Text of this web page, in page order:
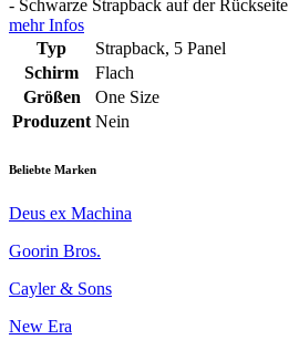
- Schwarze Strapback auf der Rückseite
mehr Infos
Typ
Strapback, 5 Panel
Schirm
Flach
Größen
One Size
Produzent Nein
Beliebte Marken
Deus ex Machina
Goorin Bros.
Cayler & Sons
New Era